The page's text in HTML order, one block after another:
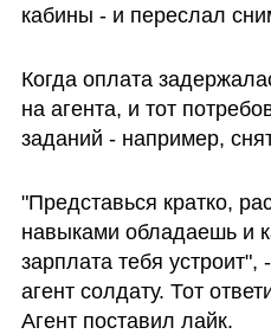
кабины - и переслал
Когда оплата
на агента, и тот
заданий - например,
"Представься кратко,
навыками обладаешь и
зарплата тебя устроит",
агент солдату. Тот
Агент поставил лайк.